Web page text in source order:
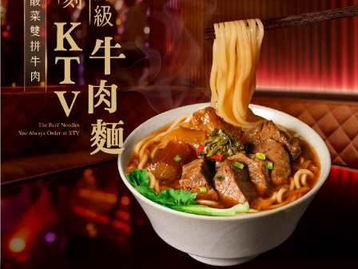
好友享點數
1 點 = 1 元
結帳享現折
單筆訂單現折5%
LINE好友獨享
不定期優惠推送
限定好康
享抽獎送好禮